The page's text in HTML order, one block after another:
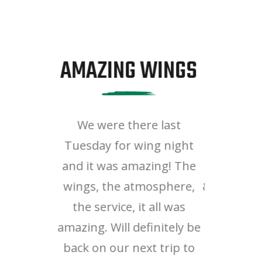
be
EXCELLENT FOOD
Excellent food, service and
ambiance! Enjoyed the
beef brisket with veggies
& rice (exchanged the fries
to rice without extra
charge!). Love their fries
and all sorts of spicy